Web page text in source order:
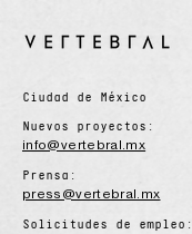
Ciudad de México
Nuevos proyectos:
info@vertebral.mx​
Prensa:
press@vertebral.mx
Solicitudes de empleo: